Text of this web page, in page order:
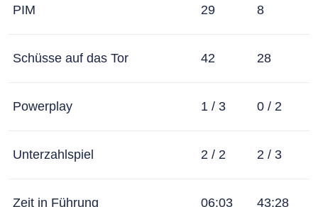
PIM 29 8
Schüsse auf das Tor 42 28
Powerplay 1 / 3 0 / 2
Unterzahlspiel 2 / 2 2 / 3
Zeit in Führung 06:03 43:28